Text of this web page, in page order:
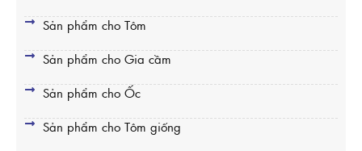
Sản phẩm cho Tôm
Sản phẩm cho Gia cầm
Sản phẩm cho Ốc
Sản phẩm cho Tôm giống